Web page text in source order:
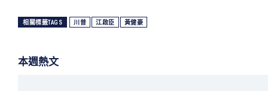
相關標籤TAGS 川普 江啟臣 黃健豪
本週熱文